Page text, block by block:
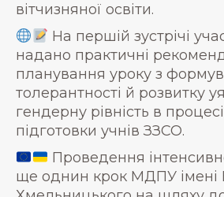
вітчизняної освіти.
На першій зустрічі
надано практичні
планування уроку з
толерантності й розвитку
гендерну рівність в
підготовки учнів ЗЗСО.
Проведення
ще однин крок МДПУ імені